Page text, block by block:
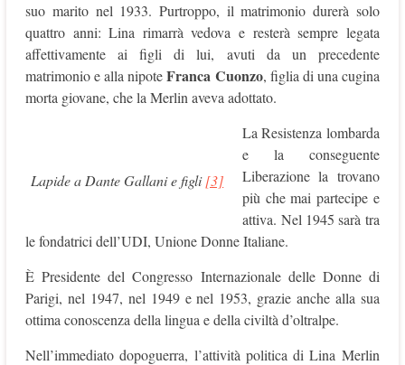
suo marito nel 1933. Purtroppo, il matrimonio durerà solo
quattro anni: Lina rimarrà vedova e resterà sempre legata
affettivamente ai figli di lui, avuti da un precedente
matrimonio e alla nipoteFranca Cuonzo, figlia di una cugina
morta giovane, che la Merlin aveva adottato.
Lapide a Dante Gallani e figli[3]
La Resistenza lombarda
e la conseguente
Liberazione la trovano
più che mai partecipe e
attiva. Nel 1945 sarà tra
le fondatrici dell’UDI, Unione Donne Italiane.
È Presidente del Congresso Internazionale delle Donne di
Parigi, nel 1947, nel 1949 e nel 1953, grazie anche alla sua
ottima conoscenza della lingua e della civiltà d’oltralpe.
Nell’immediato dopoguerra, l’attività politica di Lina Merlin